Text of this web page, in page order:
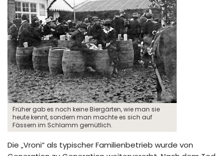
Früher gab es noch keine Biergärten, wie man sie
heute kennt, sondern man machte es sich auf
Fässern im Schlamm gemütlich.
Die „Vroni“ als typischer Familienbetrieb wurde von